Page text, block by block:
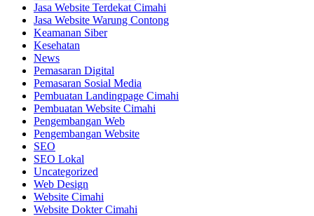
Jasa Website Terdekat Cimahi
Jasa Website Warung Contong
Keamanan Siber
Kesehatan
News
Pemasaran Digital
Pemasaran Sosial Media
Pembuatan Landingpage Cimahi
Pembuatan Website Cimahi
Pengembangan Web
Pengembangan Website
SEO
SEO Lokal
Uncategorized
Web Design
Website Cimahi
Website Dokter Cimahi